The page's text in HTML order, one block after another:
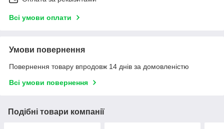
Всі умови оплати
Умови повернення
Повернення товару впродовж 14 днів за домовленістю
Всі умови повернення
Подібні товари компанії